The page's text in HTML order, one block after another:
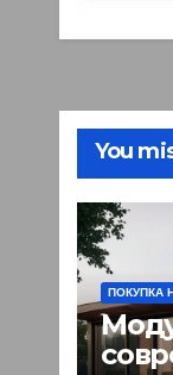
You
ПОКУПКА